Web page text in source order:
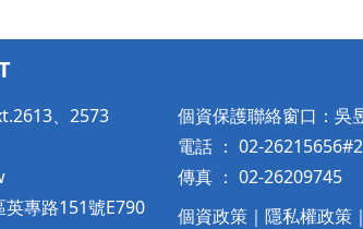
、2573
專路151號E790
個資保護聯絡窗口：吳
電話 ： 02-
傳真 ： 02-26209745
個資政策｜ 隱私權政策｜